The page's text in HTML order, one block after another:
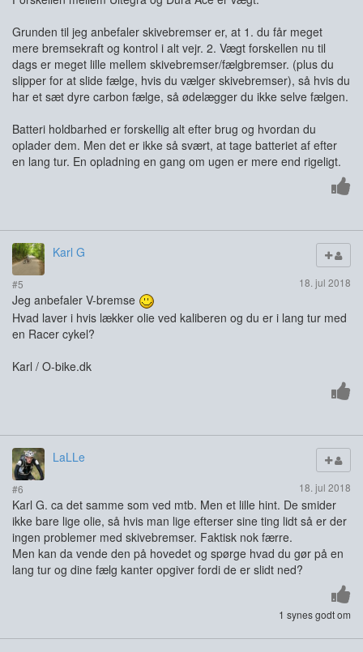
Grunden til jeg anbefaler skivebremser er, at 1. du får meget
mere bremsekraft og kontrol i alt vejr. 2. Vægt forskellen nu til
dags er meget lille mellem skivebremser/fælgbremser. (plus du
slipper for at slide fælge, hvis du vælger skivebremser), så hvis du
har et sæt dyre carbon fælge, så ødelægger du ikke selve fælgen.
Batteri holdbarhed er forskellig alt efter brug og hvordan du
oplader dem. Men det er ikke så svært, at tage batteriet af efter
en lang tur. En opladning en gang om ugen er mere end rigeligt.
Karl G
#5 18. jul 2018
Jeg anbefaler V-bremse
Hvad laver i hvis lækker olie ved kaliberen og du er i lang tur med
en Racer cykel?
Karl / O-bike.dk
LaLLe
#6 18. jul 2018
Karl G. ca det samme som ved mtb. Men et lille hint. De smider
ikke bare lige olie, så hvis man lige efterser sine ting lidt så er der
ingen problemer med skivebremser. Faktisk nok færre.
Men kan da vende den på hovedet og spørge hvad du gør på en
lang tur og dine fælg kanter opgiver fordi de er slidt ned?
1 synes godt om